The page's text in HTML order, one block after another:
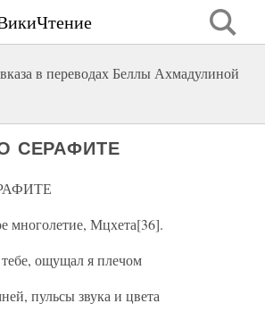
в переводах Беллы Ахмадулиной
СЕРАФИТЕ
многолетие, Мцхета[36].
ощущал я плечом
пульсы звука и цвета